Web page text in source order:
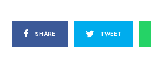
SHARE TWEET